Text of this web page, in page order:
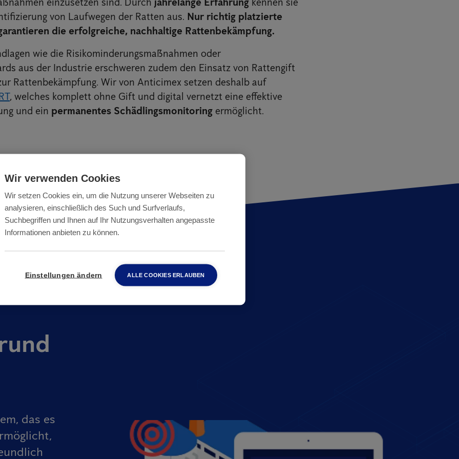
von Laufwegen der Ratten aus. Nur richtig platzierte
die erfolgreiche, nachhaltige Rattenbekämpfung.
wie die Risikominderungsmaßnahmen oder
aus der Industrie erschweren zudem den Einsatz von Rattengift
Rattenbekämpfung. Wir von Anticimex setzen deshalb auf
, welches komplett ohne Gift und digital vernetzt eine effektive
und ein permanentes Schädlingsmonitoring ermöglicht.
das es
Wir verwenden Cookies
Wir setzen Cookies ein, um die Nutzung unserer Webseiten zu
analysieren, einschließlich des Such und Surfverlaufs,
Suchbegriffen und Ihnen auf Ihr Nutzungsverhalten angepasste
Informationen anbieten zu können.
Einstellungen ändern ALLE COOKIES ERLAUBEN